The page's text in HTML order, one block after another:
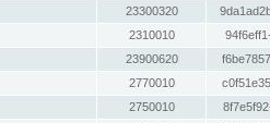
23300320
2310010
23900620
2770010
2750010